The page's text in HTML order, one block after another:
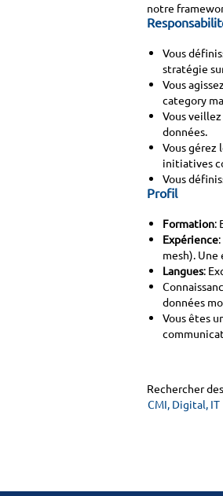
notre
Vous
stratégie
Vous
category
Vous
données.
Vous gérez
initiatives
Vous
Profil
Formation:
Expérience
mesh).
Langues:
données
Vous êtes
Rechercher
CMI, Digital, IT